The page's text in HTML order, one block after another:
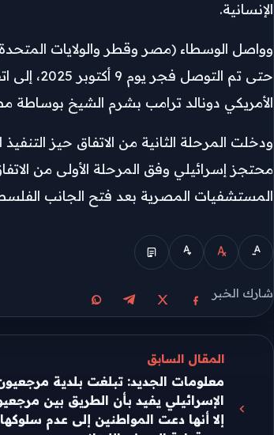
الإنسانية.
وواصل الوسطاء (مصر وقطر والولايات
حتى تم
الأمريكي دونالد ترامب بشرم الشيخ بوساطة
محتجز إسرائيلي وفق المرحلة الأولى من
المستشفيات المصرية بعد فتح الجانب
الوضع المبسط
شارك الخبر
مشاركة على فيسبوك
مشاركة على Xمشاركة على تيليجرام
مشاركة على
المقال السابق
معلومات الجديد: تبلغت بلدية
الإسرائيلي يفيد بأن الطريق بين
إلا أنها دعت المواطنين إلى عدم